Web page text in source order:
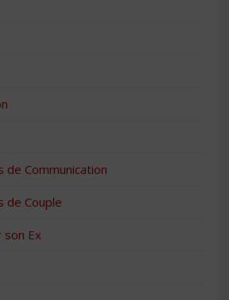
de Communication
de Couple
son Ex